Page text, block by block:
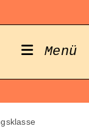
Menü